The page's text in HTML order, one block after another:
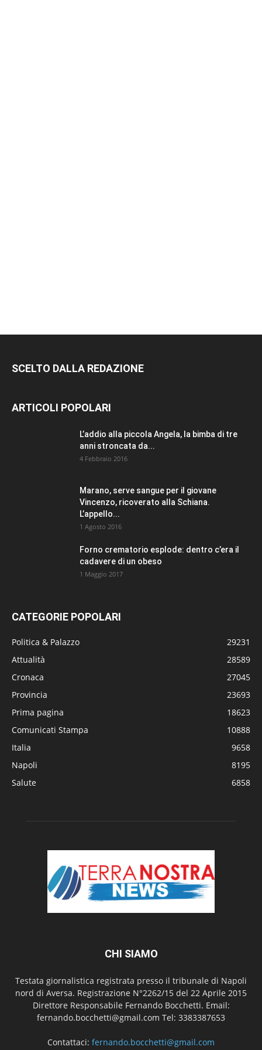
SCELTO DALLA REDAZIONE
ARTICOLI POPOLARI
L’addio alla piccola Angela, la bimba di tre
anni stroncata da...
4 Febbraio 2016
Marano, serve sangue per il giovane
Vincenzo, ricoverato alla Schiana.
L’appello...
1 Agosto 2016
Forno crematorio esplode: dentro c’era il
cadavere di un obeso
1 Maggio 2017
CATEGORIE POPOLARI
Politica & Palazzo
29231
Attualità
28589
Cronaca
27045
Provincia
23693
Prima pagina
18623
Comunicati Stampa
10888
Italia
9658
Napoli
8195
Salute
6858
CHI SIAMO
Testata giornalistica registrata presso il tribunale di Napoli
nord di Aversa. Registrazione N°2262/15 del 22 Aprile 2015
Direttore Responsabile Fernando Bocchetti. Email:
fernando.bocchetti@gmail.com Tel: 3383387653
Contattaci: fernando.bocchetti@gmail.com